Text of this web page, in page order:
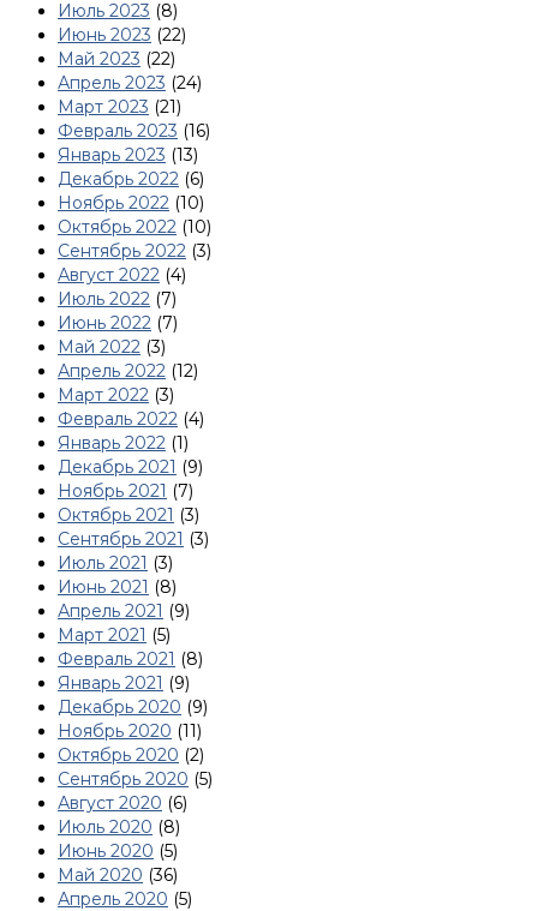
Июль 2023 (8)
Июнь 2023 (22)
Май 2023 (22)
Апрель 2023 (24)
Март 2023 (21)
Февраль 2023 (16)
Январь 2023 (13)
Декабрь 2022 (6)
Ноябрь 2022 (10)
Октябрь 2022 (10)
Сентябрь 2022 (3)
Август 2022 (4)
Июль 2022 (7)
Июнь 2022 (7)
Май 2022 (3)
Апрель 2022 (12)
Март 2022 (3)
Февраль 2022 (4)
Январь 2022 (1)
Декабрь 2021 (9)
Ноябрь 2021 (7)
Октябрь 2021 (3)
Сентябрь 2021 (3)
Июль 2021 (3)
Июнь 2021 (8)
Апрель 2021 (9)
Март 2021 (5)
Февраль 2021 (8)
Январь 2021 (9)
Декабрь 2020 (9)
Ноябрь 2020 (11)
Октябрь 2020 (2)
Сентябрь 2020 (5)
Август 2020 (6)
Июль 2020 (8)
Июнь 2020 (5)
Май 2020 (36)
Апрель 2020 (5)